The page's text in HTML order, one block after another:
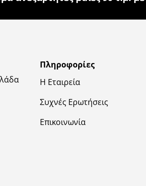
Πληροφορίες
Η Εταιρεία
Συχνές Ερωτήσεις
Επικοινωνία